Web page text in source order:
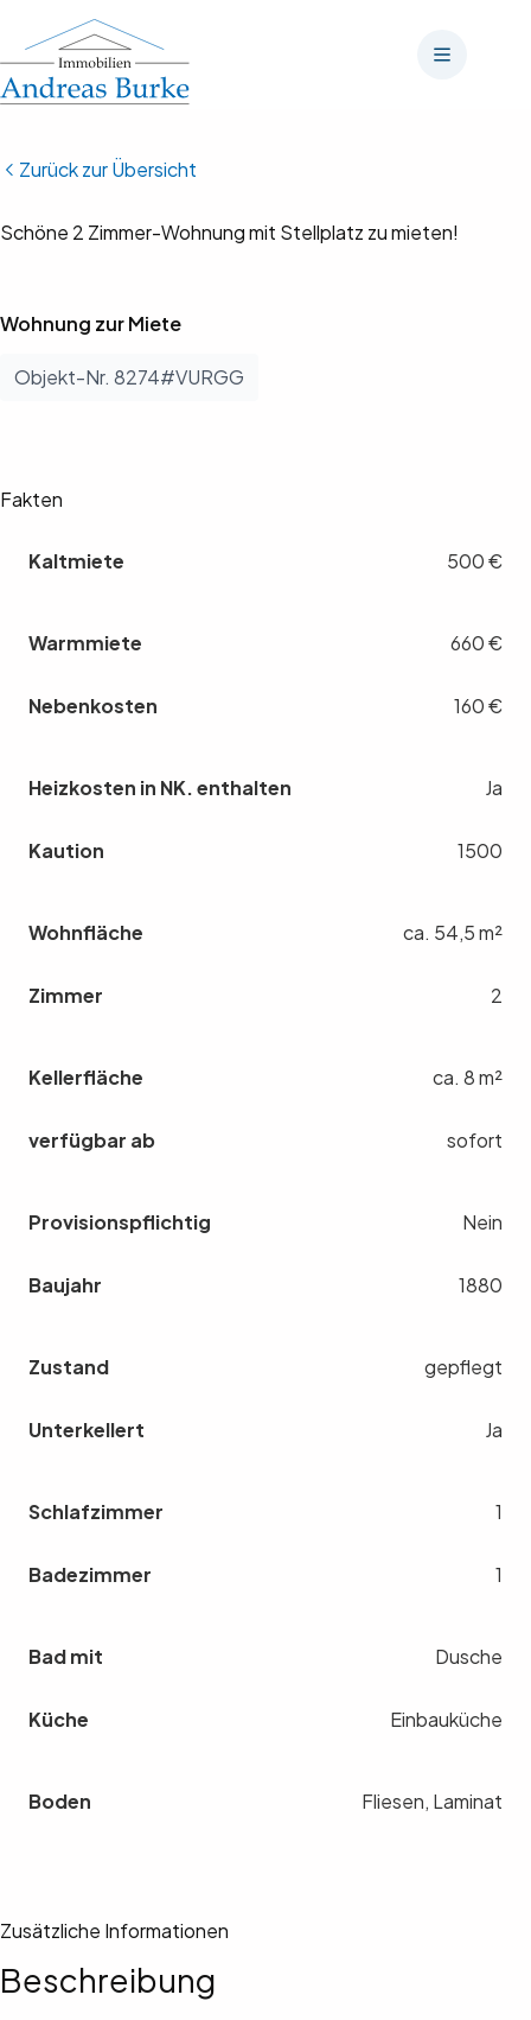
Inhalt
springen
Zurück zur Übersicht
Schöne 2 Zimmer-Wohnung mit Stellplatz zu mieten!
Wohnung zur Miete
Objekt-Nr. 8274#VURGG
Fakten
Kaltmiete 500 €
Warmmiete 660 €
Nebenkosten 160 €
Heizkosten in NK. enthalten Ja
Kaution 1500
Wohnfläche ca. 54,5 m²
Zimmer 2
Kellerfläche ca. 8 m²
verfügbar ab sofort
Provisionspflichtig Nein
Baujahr 1880
Zustand gepflegt
Unterkellert Ja
Schlafzimmer 1
Badezimmer 1
Bad mit Dusche
Küche Einbauküche
Boden Fliesen, Laminat
Zusätzliche Informationen
Beschreibung